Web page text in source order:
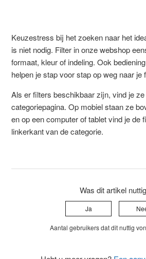
Keuzestress bij het zoeken naar het
is niet nodig. Filter in onze webshop
formaat, kleur of indeling. Ook
helpen je stap voor stap op weg naar je
Als er filters beschikbaar zijn, vind je
categoriepagina. Op mobiel staan ze
en op een computer of tablet vind je de
linkerkant van de categorie.
Was dit artikel
Ja
Aantal gebruikers dat dit nuttig